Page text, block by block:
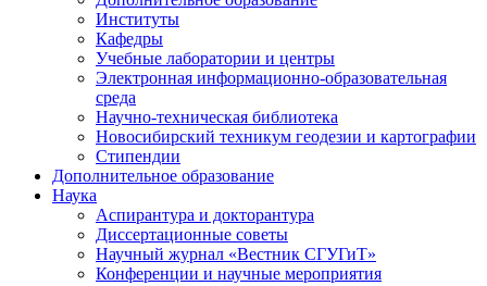
Институты
Кафедры
Учебные лаборатории и центры
Электронная информационно-образовательная
среда
Научно-техническая библиотека
Новосибирский техникум геодезии и картографии
Стипендии
Дополнительное образование
Наука
Аспирантура и докторантура
Диссертационные советы
Научный журнал «Вестник СГУГиТ»
Конференции и научные мероприятия